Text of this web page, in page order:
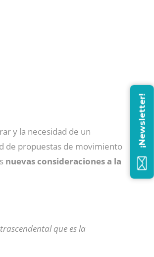
y la necesidad de un
de propuestas de movimiento
nuevas consideraciones a la
que es la
¡Newsletter!